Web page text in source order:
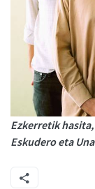
Ezkerretik
Eskudero eta